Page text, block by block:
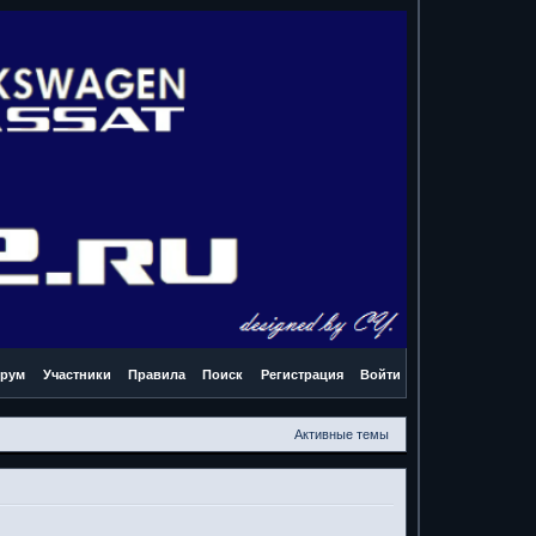
Участники Правила Поиск Регистрация Войти
Активные темы